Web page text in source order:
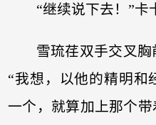
“继续说下去！”卡
雪琉荏双手交叉胸
“我想，以他的精明和
一个，就算加上那个